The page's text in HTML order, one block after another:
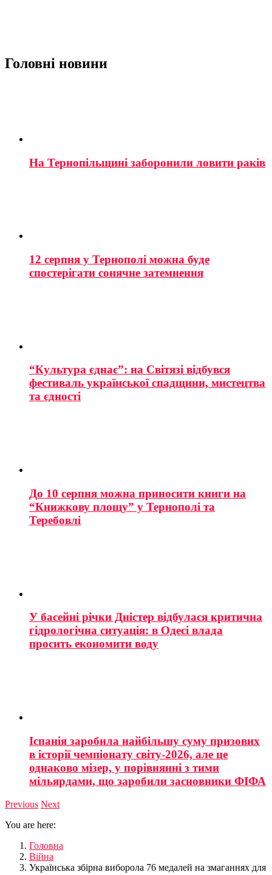
Головні новини
На Тернопільщині заборонили ловити раків
12 серпня у Тернополі можна буде
спостерігати сонячне затемнення
“Культура єднає”: на Світязі відбувся
фестиваль української спадщини, мистецтва
та єдності
До 10 серпня можна приносити книги на
“Книжкову площу” у Тернополі та
Теребовлі
У басейні річки Дністер відбулася критична
гідрологічна ситуація: в Одесі влада
просить економити воду
Іспанія заробила найбільшу суму призових
в історії чемпіонату світу-2026, але це
однаково мізер, у порівнянні з тими
мільярдами, що заробили засновники ФІФА
Previous Next
You are here:
Головна
Війна
Українська збірна виборола 76 медалей на змаганнях для